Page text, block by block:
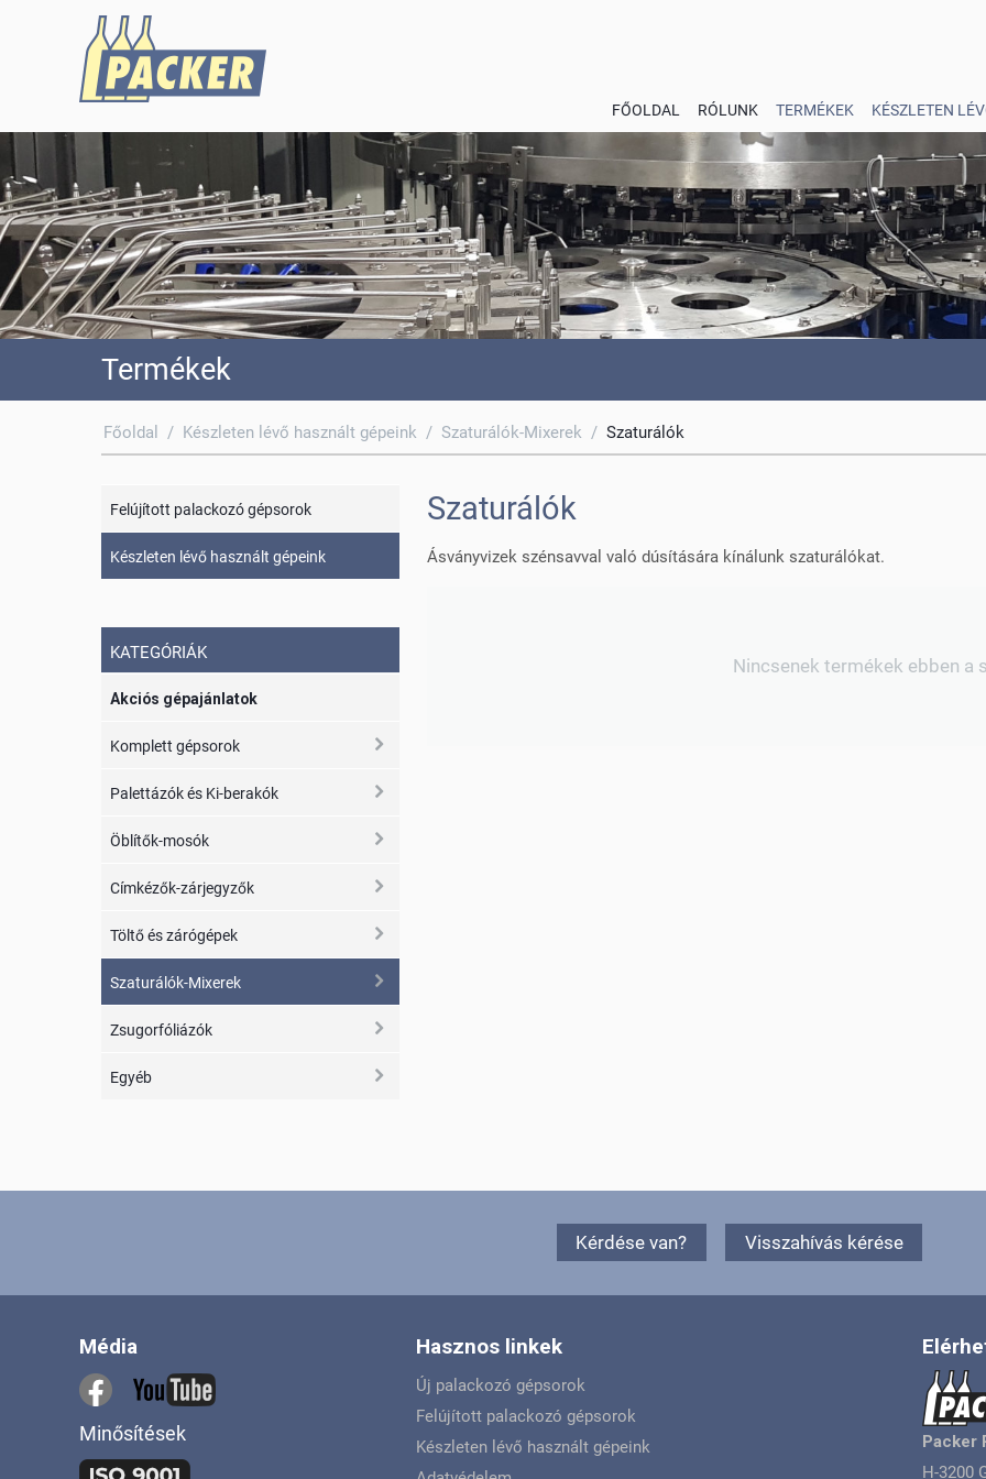
FŐOLDAL RÓLUNK TERMÉKEK KÉSZLETEN
Termékek
Főoldal / Készleten lévő használt gépeink / Szaturálók-Mixerek / Szaturálók
Felújított palackozó gépsorok
Készleten lévő használt gépeink
KATEGÓRIÁK
Akciós gépajánlatok
Komplett gépsorok
Palettázók és Ki-berakók
Öblítők-mosók
Címkézők-zárjegyzők
Töltő és zárógépek
Szaturálók-Mixerek
Zsugorfóliázók
Egyéb
Szaturálók
Ásványvizek szénsavval való dúsítására kínálunk szaturálókat.
Nincsenek termékek ebben a
Kérdése van? Visszahívás kérése
Média
Minősítések
Hasznos linkek
Új palackozó gépsorok
Felújított palackozó gépsorok
Készleten lévő használt gépeink
Packer
H-3200